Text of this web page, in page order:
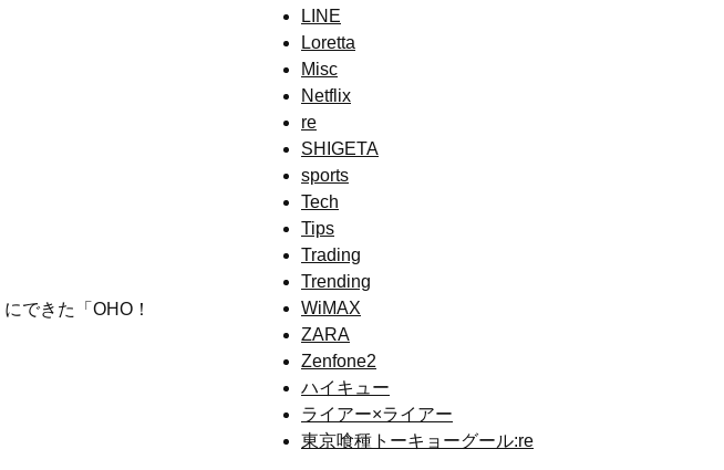
できた「OHO！
LINE
Loretta
Misc
Netflix
re
SHIGETA
sports
Tech
Tips
Trading
Trending
WiMAX
ZARA
Zenfone2
ハイキュー
ライアー×ライアー
東京喰種トーキョーグール:re